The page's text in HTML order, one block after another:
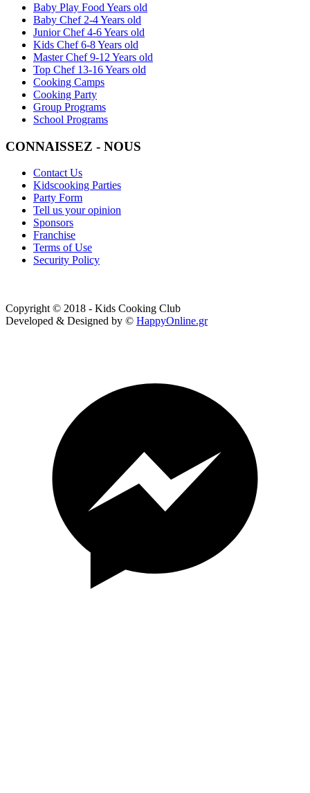
Baby Play Food Years old
Baby Chef 2-4 Years old
Junior Chef 4-6 Years old
Kids Chef 6-8 Years old
Master Chef 9-12 Years old
Top Chef 13-16 Years old
Cooking Camps
Cooking Party
Group Programs
School Programs
CONNAISSEZ - NOUS
Contact Us
Kidscooking Parties
Party Form
Tell us your opinion
Sponsors
Franchise
Terms of Use
Security Policy
Copyright © 2018 - Kids Cooking Club
Developed & Designed by © HappyOnline.gr